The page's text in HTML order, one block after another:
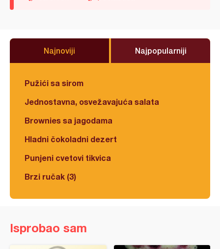
Najnoviji Najpopularniji
Pužići sa sirom
Jednostavna, osvežavajuća salata
Brownies sa jagodama
Hladni čokoladni dezert
Punjeni cvetovi tikvica
Brzi ručak (3)
Isprobao sam